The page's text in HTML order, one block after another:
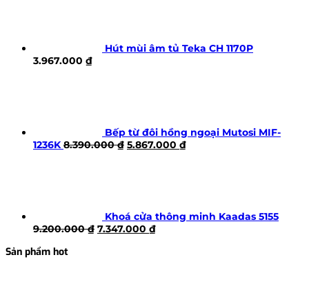
Hút mùi âm tủ Teka CH 1170P
3.967.000 ₫
Bếp từ đôi hồng ngoại Mutosi MIF-
1236K 8.390.000₫ Giá
5.867.000 ₫Giá
Khoá cửa thông minh Kaadas 5155
9.200.000₫ Giá
7.347.000 ₫Giá
Sản phẩm hot